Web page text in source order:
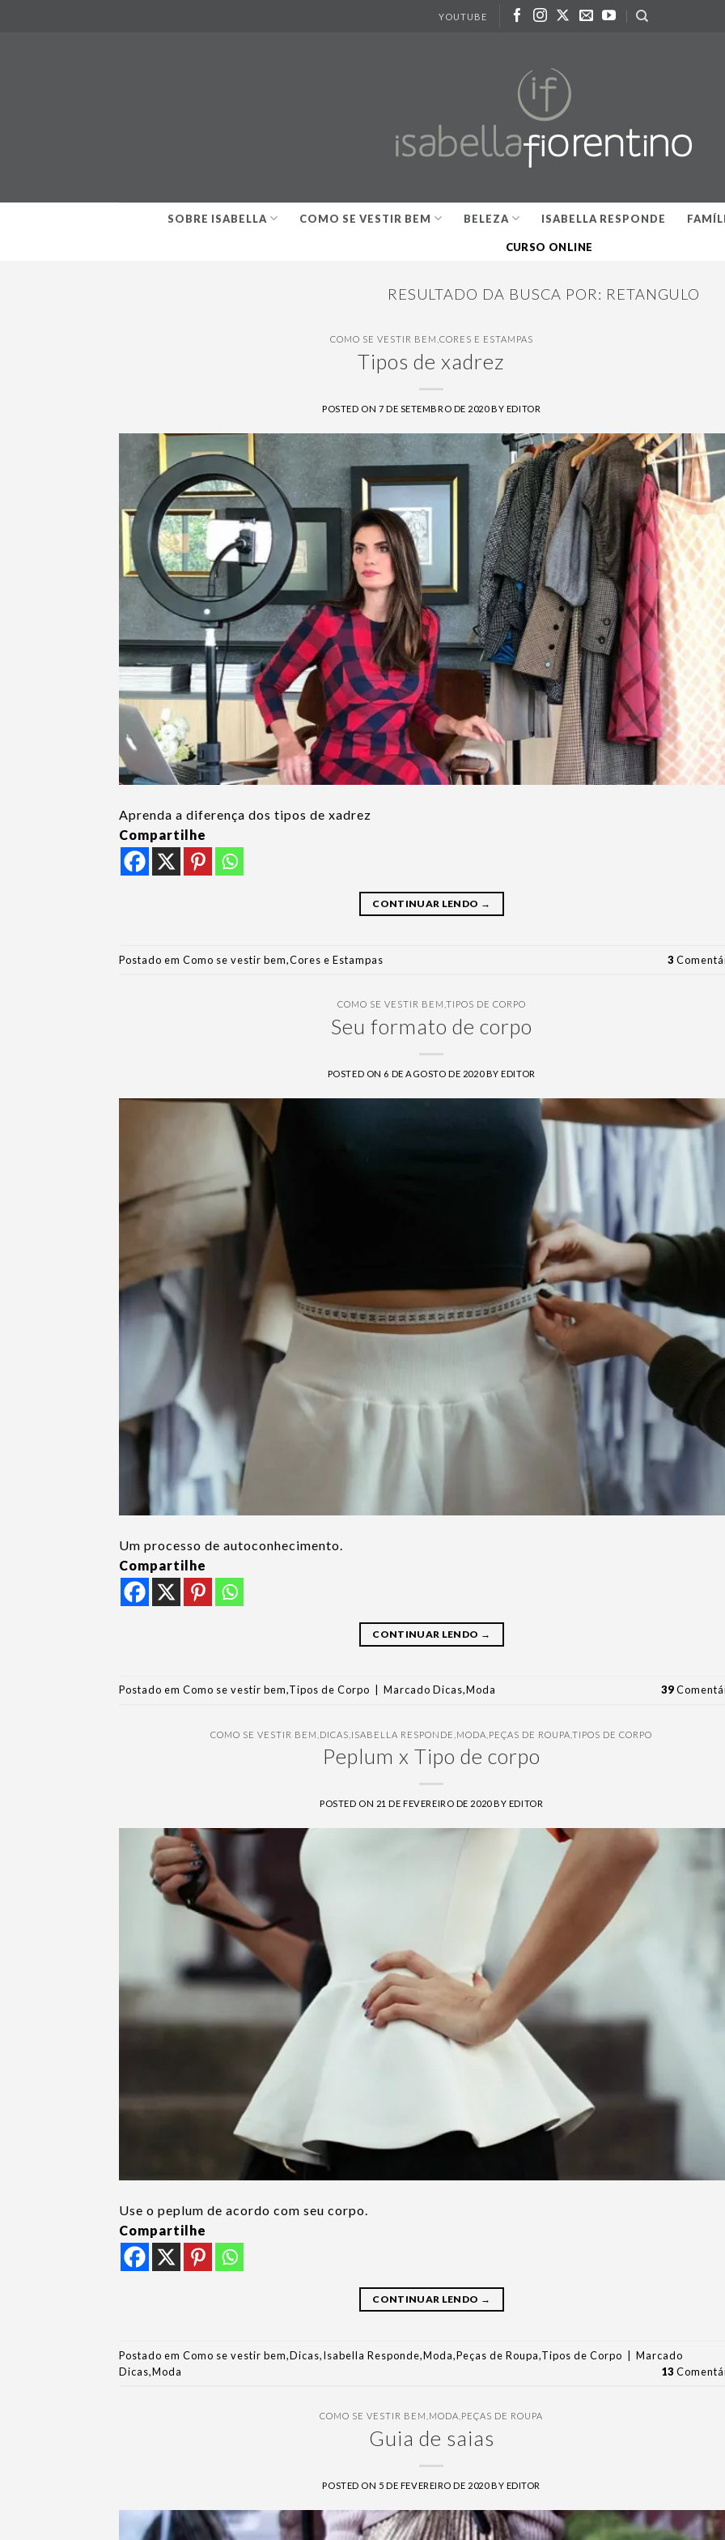
YOUTUBE
SOBRE ISABELLA COMO SE VESTIR BEM BELEZA ISABELLA RESPONDE
CURSO ONLINE
RESULTADO DA BUSCA POR: RETANGULO
COMO SE VESTIR BEM CORES E ESTAMPAS
Tipos de xadrez
POSTED ON 7 DE SETEMBRO DE 2020BY EDITOR
Aprenda a diferença dos tipos de xadrez
Compartilhe
CONTINUAR LENDO →
Postado em Como se vestir bem,Cores e Estampas 3
COMO SE VESTIR BEM TIPOS DE CORPO
Seu formato de corpo
POSTED ON 6 DE AGOSTO DE 2020 BYEDITOR
Um processo de autoconhecimento.
Compartilhe
CONTINUAR LENDO →
Postado em Como se vestir bem,Tipos de Corpo Marcado Dicas,Moda 39
COMO SE VESTIR BEM DICAS ISABELLA RESPONDE MODA PEÇAS DE ROUPA ,TIPOS DE CORPO
Peplum x Tipo de corpo
POSTED ON 21 DE FEVEREIRO DE 2020BY EDITOR
Use o peplum de acordo com seu corpo.
Compartilhe
CONTINUAR LENDO →
Postado em Como se vestir bem,Dicas,Isabella Responde,Moda,Peças de Roupa,Tipos de Corpo
Marcado
Dicas,Moda 13
COMO SE VESTIR BEM MODA PEÇAS DE ROUPA
Guia de saias
POSTED ON 5 DE FEVEREIRO DE 2020BY EDITOR